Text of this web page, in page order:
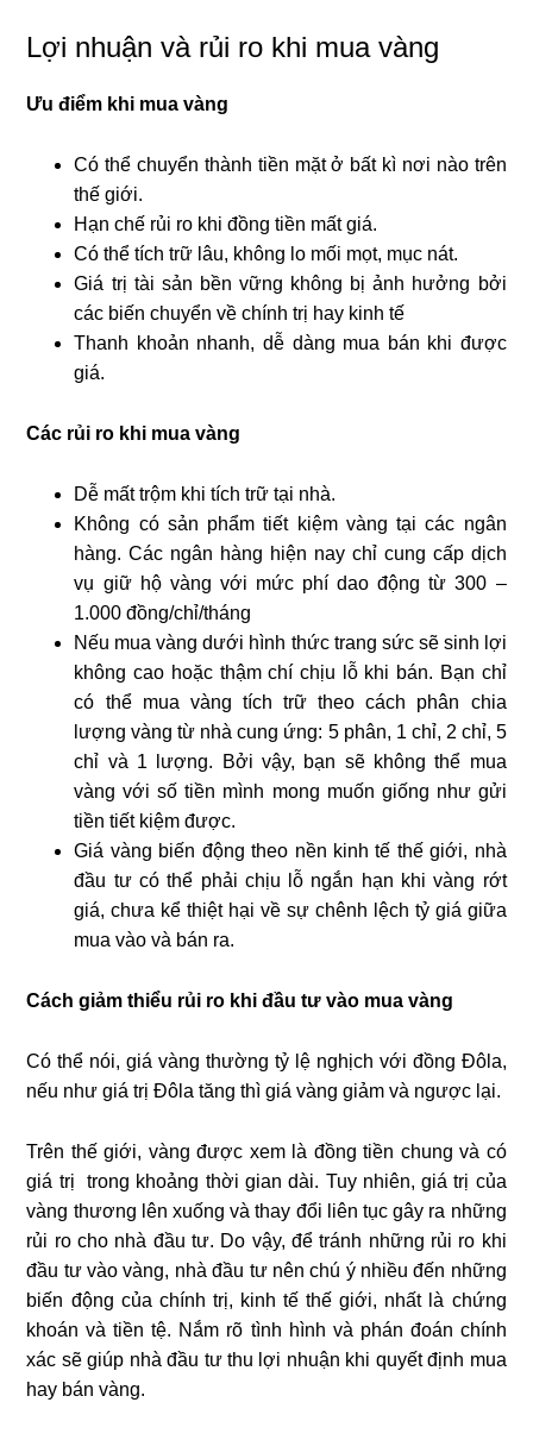
Lợi nhuận và rủi ro khi mua vàng
Ưu điểm khi mua vàng
Có thể chuyển thành tiền mặt ở bất kì nơi nào trên
thế giới.
Hạn chế rủi ro khi đồng tiền mất giá.
Có thể tích trữ lâu, không lo mối mọt, mục nát.
Giá trị tài sản bền vững không bị ảnh hưởng bởi
các biến chuyển về chính trị hay kinh tế
Thanh khoản nhanh, dễ dàng mua bán khi được
giá.
Các rủi ro khi mua vàng
Dễ mất trộm khi tích trữ tại nhà.
Không có sản phẩm tiết kiệm vàng tại các ngân
hàng. Các ngân hàng hiện nay chỉ cung cấp dịch
vụ giữ hộ vàng với mức phí dao động từ 300 –
1.000 đồng/chỉ/tháng
Nếu mua vàng dưới hình thức trang sức sẽ sinh lợi
không cao hoặc thậm chí chịu lỗ khi bán. Bạn chỉ
có thể mua vàng tích trữ theo cách phân chia
lượng vàng từ nhà cung ứng: 5 phân, 1 chỉ, 2 chỉ, 5
chỉ và 1 lượng. Bởi vậy, bạn sẽ không thể mua
vàng với số tiền mình mong muốn giống như gửi
tiền tiết kiệm được.
Giá vàng biến động theo nền kinh tế thế giới, nhà
đầu tư có thể phải chịu lỗ ngắn hạn khi vàng rớt
giá, chưa kể thiệt hại về sự chênh lệch tỷ giá giữa
mua vào và bán ra.
Cách giảm thiểu rủi ro khi đầu tư vào mua vàng
Có thể nói, giá vàng thường tỷ lệ nghịch với đồng Đôla,
nếu như giá trị Đôla tăng thì giá vàng giảm và ngược lại.
Trên thế giới, vàng được xem là đồng tiền chung và có
giá trị trong khoảng thời gian dài. Tuy nhiên, giá trị của
vàng thương lên xuống và thay đổi liên tục gây ra những
rủi ro cho nhà đầu tư. Do vậy, để tránh những rủi ro khi
đầu tư vào vàng, nhà đầu tư nên chú ý nhiều đến những
biến động của chính trị, kinh tế thế giới, nhất là chứng
khoán và tiền tệ. Nắm rõ tình hình và phán đoán chính
xác sẽ giúp nhà đầu tư thu lợi nhuận khi quyết định mua
hay bán vàng.